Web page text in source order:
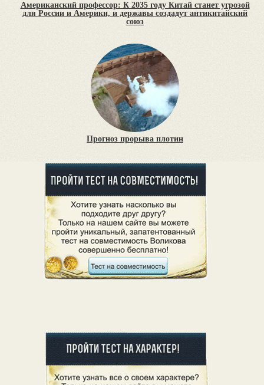
Американский профессор: К 2035 году Китай станет угрозой
для России и Америки, и державы создадут антикитайский
союз
Прогноз прорыва плотин